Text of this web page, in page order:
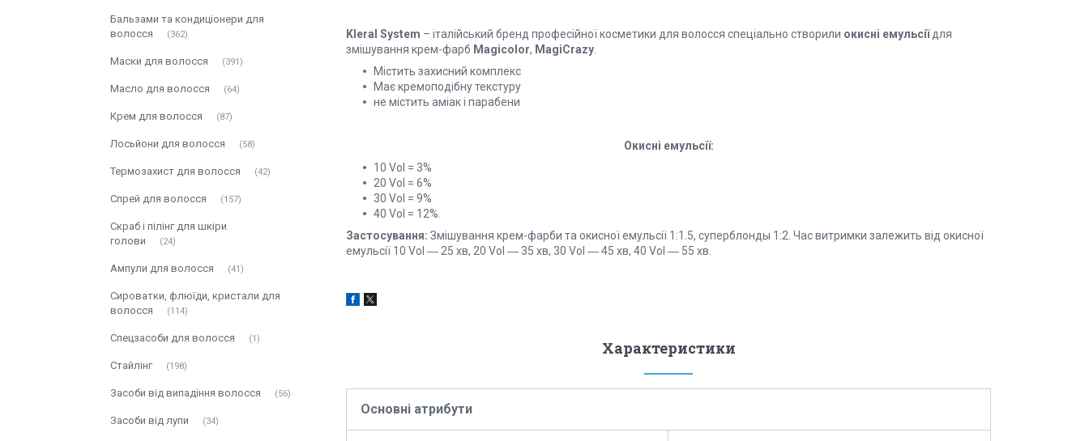
Kleral System – італійський бренд професійної косметики для волосся спеціально створили окисні емульсіїдля
змішування крем-фарб Magicolor, MagiCrazy
Містить захисний комплекс
Має кремоподібну текстуру
не містить аміак і парабени
Окисні емульсії:
10 Vol = 3%
20 Vol = 6%
30 Vol = 9%
40 Vol = 12%.
Застосування: Змішування крем-фарби та окисної емульсії 1:1.5, суперблонды 1:2. Час витримки залежить від окисної
емульсії 10 Vol ― 25 хв, 20 Vol ― 35 хв, 30 Vol ― 45 хв, 40 Vol ― 55 хв.
Характеристики
Основні атрибути
Бальзами та кондиціонери для
волосся
362
Маски для волосся 391
Масло для волосся 64
Крем для волосся 87
Лосьйони для волосся 58
Термозахист для волосся 42
Спрей для волосся 157
Скраб і пілінг для шкіри
голови
24
Ампули для волосся 41
Сироватки, флюїди, кристали для
волосся
114
Спецзасоби для волосся 1
Стайлінг 198
Засоби від випадіння волосся 56
Засоби від лупи 34